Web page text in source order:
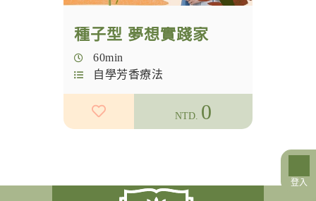
種子型 夢想實踐家
60min
自學芳香療法
NTD. 0
登入